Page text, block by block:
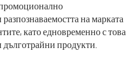
на марката
като едновременно с това
продукти.